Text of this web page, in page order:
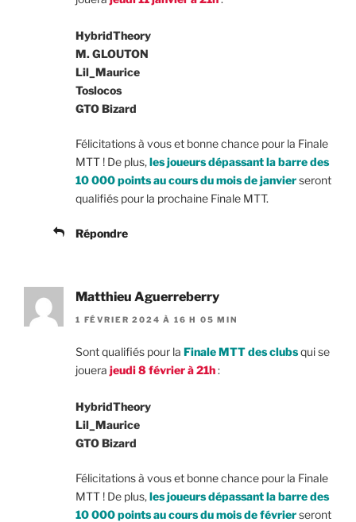
HybridTheory
M. GLOUTON
Lil_Maurice
Toslocos
GTO Bizard
Félicitations à vous et bonne chance pour la Finale
MTT ! De plus,les joueurs dépassant la barre des
10 000 points au cours du mois de janvierseront
qualifiés pour la prochaine Finale MTT.
Répondre
Matthieu Aguerreberry
1 FÉVRIER 2024 À 16 H 05 MIN
Sont qualifiés pour la Finale MTT des clubsqui se
jouera jeudi 8 février à 21h:
HybridTheory
Lil_Maurice
GTO Bizard
Félicitations à vous et bonne chance pour la Finale
MTT ! De plus,les joueurs dépassant la barre des
10 000 points au cours du mois de févrierseront